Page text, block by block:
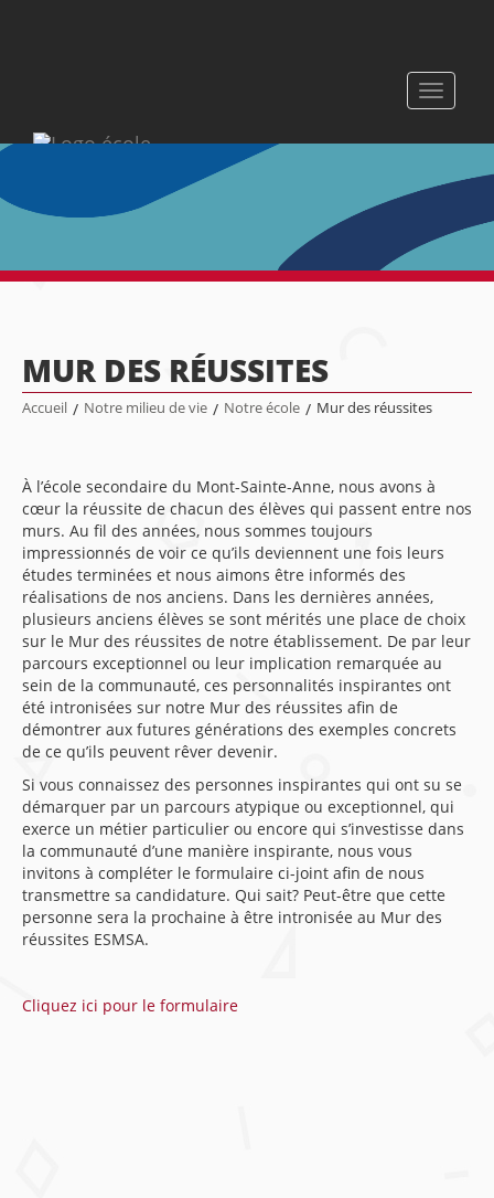
Toggle
MUR DES RÉUSSITES
Accueil / Notre milieu de vie / Notre école / Mur des réussites
À l’école secondaire du Mont-Sainte-Anne, nous avons à
cœur la réussite de chacun des élèves qui passent entre nos
murs. Au fil des années, nous sommes toujours
impressionnés de voir ce qu’ils deviennent une fois leurs
études terminées et nous aimons être informés des
réalisations de nos anciens. Dans les dernières années,
plusieurs anciens élèves se sont mérités une place de choix
sur le Mur des réussites de notre établissement. De par leur
parcours exceptionnel ou leur implication remarquée au
sein de la communauté, ces personnalités inspirantes ont
été intronisées sur notre Mur des réussites afin de
démontrer aux futures générations des exemples concrets
de ce qu’ils peuvent rêver devenir.
Si vous connaissez des personnes inspirantes qui ont su se
démarquer par un parcours atypique ou exceptionnel, qui
exerce un métier particulier ou encore qui s’investisse dans
la communauté d’une manière inspirante, nous vous
invitons à compléter le formulaire ci-joint afin de nous
transmettre sa candidature. Qui sait? Peut-être que cette
personne sera la prochaine à être intronisée au Mur des
réussites ESMSA.
Cliquez ici pour le formulaire